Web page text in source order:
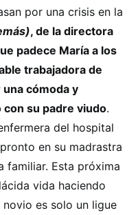
por una crisis en la
, de la directora
padece María a los
trabajadora de
cómoda y
su padre viudo.
del hospital
en su madrastra
familiar. Esta próxima
vida haciendo
es solo un ligue